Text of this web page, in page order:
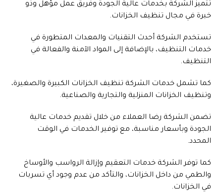
تتميز الشركة بخدمات عالية الجودة وفريق عمل مؤهل وذو
خبرة في مجال تنظيف الخزانات.
تستخدم الشركة أحدث التقنيات والمعدات المتطورة في
خدمات التنظيف، بالإضافة إلى المواد الآمنة والفعالة في
التنظيف.
كما تشمل خدمات الشركة تنظيف الخزانات الكبيرة والصغيرة،
وتنظيف الخزانات المنزلية والتجارية والصناعية.
تضمن الشركة رضا العملاء من خلال تقديم خدمات عالية
الجودة وبأسعار مناسبة، مع توفير الخدمات في الوقت
المحدد.
كما توفر الشركة خدمات التعقيم وإزالة الرواسب والأوساخ
والطمي من داخل الخزانات، والتأكد من عدم وجود أي تسربات
في الخزانات.